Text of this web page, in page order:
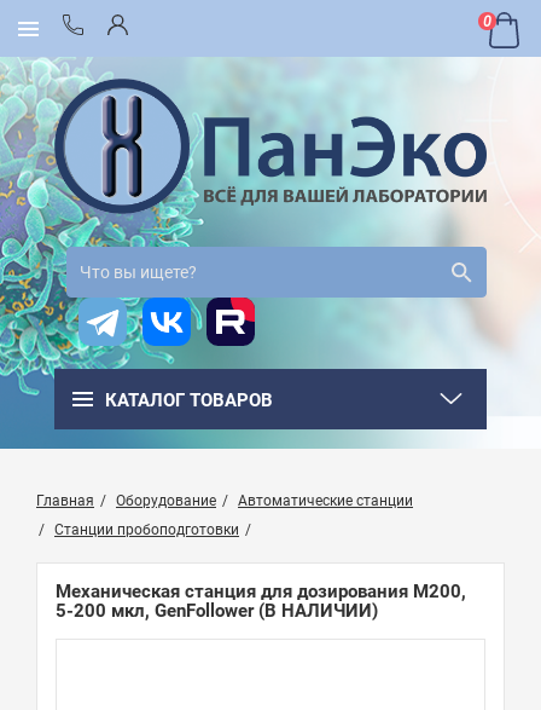
0
КАТАЛОГ ТОВАРОВ
Главная Оборудование
Автоматические станции
Станции пробоподготовки
Механическая станция для дозирования M200,
5-200 мкл, GenFollower(В НАЛИЧИИ)